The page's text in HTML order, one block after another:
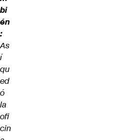
bi
én
:
As
í
qu
ed
ó
la
ofi
cin